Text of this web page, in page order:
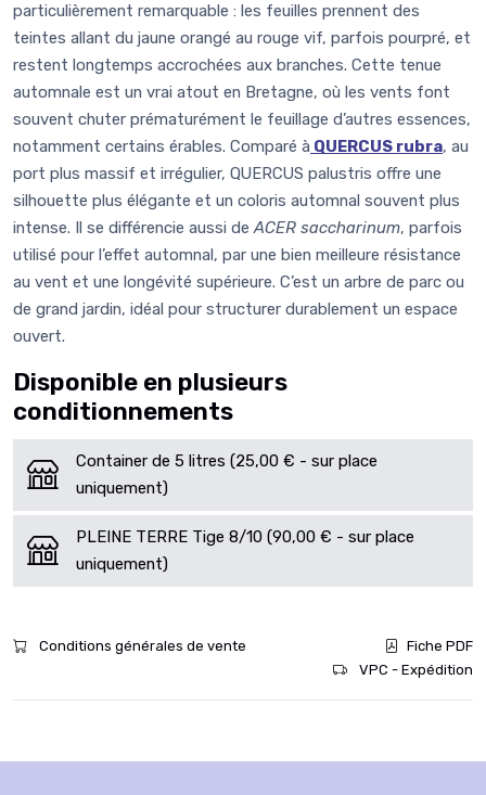
particulièrement remarquable : les feuilles prennent des
teintes allant du jaune orangé au rouge vif, parfois pourpré, et
restent longtemps accrochées aux branches. Cette tenue
automnale est un vrai atout en Bretagne, où les vents font
souvent chuter prématurément le feuillage d’autres essences,
notamment certains érables. Comparé à QUERCUS rubra, au
port plus massif et irrégulier, QUERCUS palustris offre une
silhouette plus élégante et un coloris automnal souvent plus
intense. Il se différencie aussi deACER saccharinum, parfois
utilisé pour l’effet automnal, par une bien meilleure résistance
au vent et une longévité supérieure. C’est un arbre de parc ou
de grand jardin, idéal pour structurer durablement un espace
ouvert.
Disponible en plusieurs
conditionnements
Container de 5 litres (25,00 € - sur place
uniquement)
PLEINE TERRE Tige 8/10 (90,00 € - sur place
uniquement)
Conditions générales de vente
Fiche PDF
VPC - Expédition